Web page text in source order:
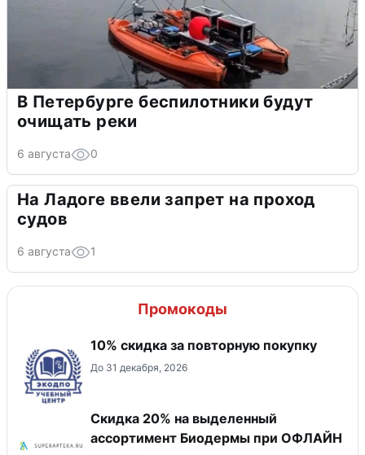
В Петербурге беспилотники будут
очищать реки
6 августа 0
На Ладоге ввели запрет на проход
судов
6 августа 1
Промокоды
10% скидка за повторную покупку
До 31 декабря, 2026
Скидка 20% на выделенный
ассортимент Биодермы при ОФЛАЙН